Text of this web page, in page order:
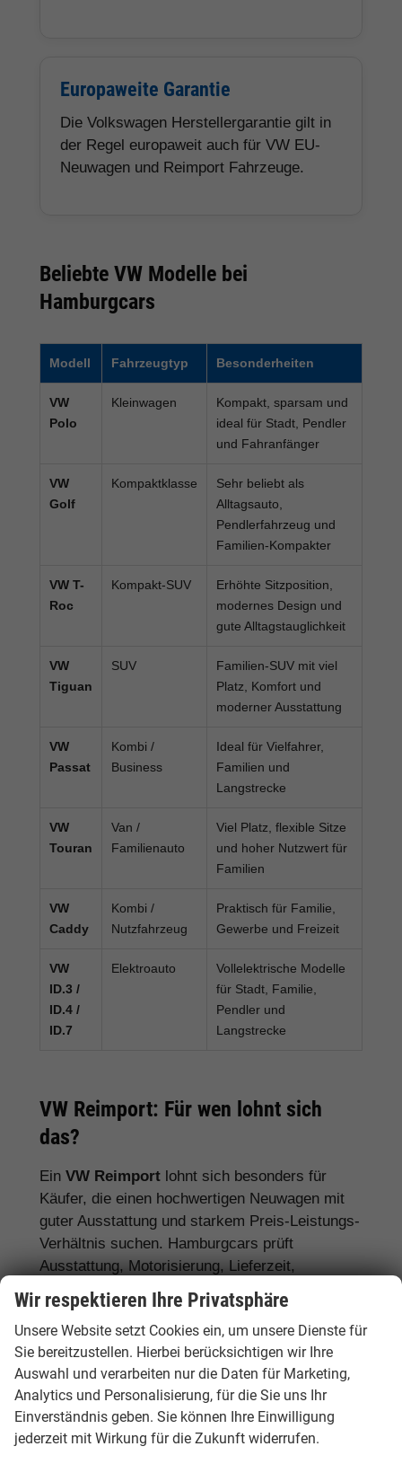
Europaweite Garantie
Die Volkswagen Herstellergarantie gilt in
der Regel europaweit auch für VW EU-
Neuwagen und Reimport Fahrzeuge.
Beliebte VW Modelle bei
Hamburgcars
Modell Fahrzeugtyp Besonderheiten
VW
Polo
Kleinwagen
Kompakt, sparsam und
ideal für Stadt, Pendler
und Fahranfänger
VW
Golf
Kompaktklasse
Sehr beliebt als
Alltagsauto,
Pendlerfahrzeug und
Familien-Kompakter
VW T-
Roc
Kompakt-SUV
Erhöhte Sitzposition,
modernes Design und
gute Alltagstauglichkeit
VW
Tiguan
SUV
Familien-SUV mit viel
Platz, Komfort und
moderner Ausstattung
VW
Passat
Kombi /
Business
Ideal für Vielfahrer,
Familien und
Langstrecke
VW
Touran
Van /
Familienauto
Viel Platz, flexible Sitze
und hoher Nutzwert für
Familien
VW
Caddy
Kombi /
Nutzfahrzeug
Praktisch für Familie,
Gewerbe und Freizeit
VW
ID.3 /
ID.4 /
ID.7
Elektroauto
Vollelektrische Modelle
für Stadt, Familie,
Pendler und
Langstrecke
VW Reimport: Für wen lohnt sich
das?
Ein VW Reimport lohnt sich besonders für
Käufer, die einen hochwertigen Neuwagen mit
guter Ausstattung und starkem Preis-Leistungs-
Verhältnis suchen. Hamburgcars prüft
Ausstattung, Motorisierung, Lieferzeit,
Garantiebedingungen und Fahrzeugdetails
transparent vor dem Kauf.
Für Stadtfahrer:VW Polo, VW Golf, VW
ID.3
Für Familien: VW Tiguan, VW Passat
Variant, VW Touran, VW Caddy
Wir respektieren Ihre Privatsphäre
Unsere Website setzt Cookies ein, um unsere Dienste für
Sie bereitzustellen. Hierbei berücksichtigen wir Ihre
Auswahl und verarbeiten nur die Daten für Marketing,
Analytics und Personalisierung, für die Sie uns Ihr
Einverständnis geben. Sie können Ihre Einwilligung
jederzeit mit Wirkung für die Zukunft widerrufen.